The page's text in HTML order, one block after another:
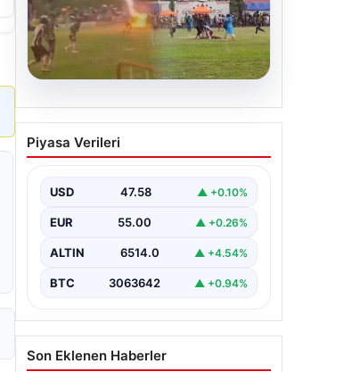
04.08.2026
Olmaz denen oldu! Maç
sırasında yıldırım çarptı: O
Piyasa Verileri
USD 47.58 ▲ +0.10%
EUR 55.00 ▲ +0.26%
ALTIN 6514.0 ▲ +4.54%
BTC 3063642 ▲ +0.94%
Son Eklenen Haberler